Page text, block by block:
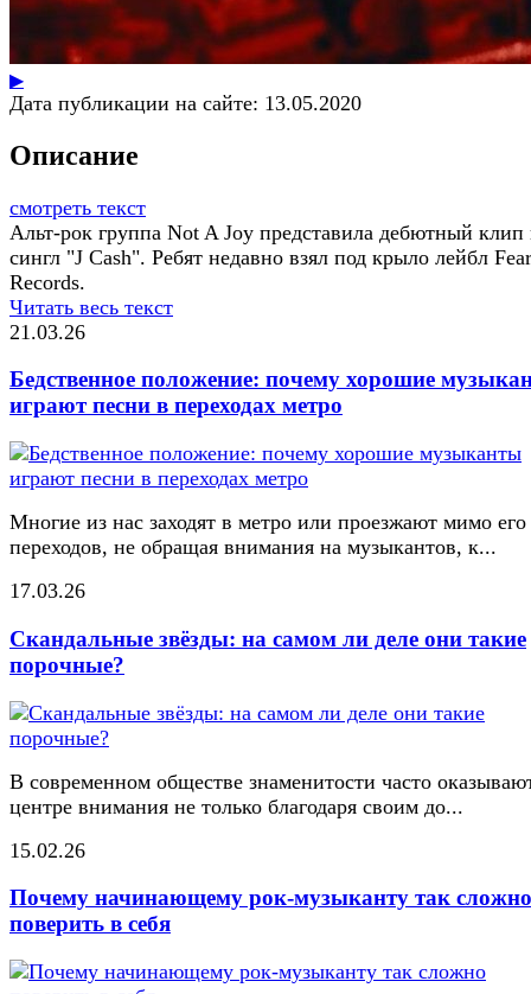
▶
Дата публикации на сайте: 13.05.2020
Описание
смотреть текст
Альт-рок группа Not A Joy представила дебютный клип
сингл "J Cash". Ребят недавно взял под крыло лейбл
Records.
Читать весь текст
21.03.26
Бедственное положение: почему хорошие
играют песни в переходах метро
Многие из нас заходят в метро или проезжают мимо его
переходов, не обращая внимания на музыкантов, к...
17.03.26
Скандальные звёзды: на самом ли деле они такие
порочные?
В современном обществе знаменитости часто
центре внимания не только благодаря своим до...
15.02.26
Почему начинающему рок-музыканту так сложно
поверить в себя